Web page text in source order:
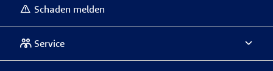
Schaden melden
Service